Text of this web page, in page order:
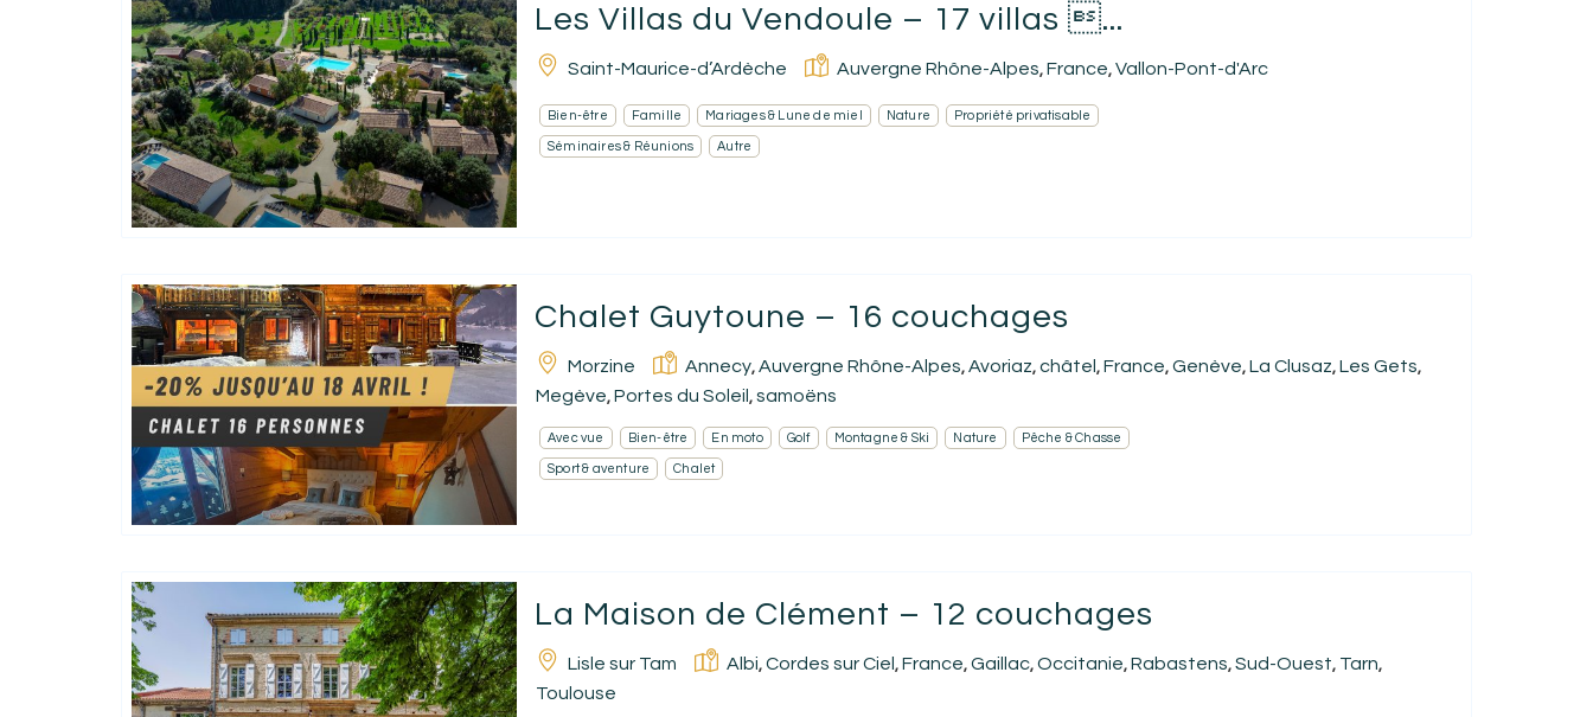
Les Villas du Vendoule – 17 villas ...
Saint-Maurice-d’Ardèche Auvergne Rhône-Alpes, France, Vallon-Pont-d'Arc
Bien-être Famille Mariages & Lune de miel Nature Propriété privatisable
Séminaires & Réunions Autre
Chalet Guytoune – 16 couchages
Morzine Annecy, Auvergne Rhône-Alpes, Avoriaz, châtel , France, Genève, La Clusaz, Les Gets,
Megève, Portes du Soleil , samoëns
Avec vue Bien-être En moto Golf Montagne & Ski Nature Pêche & Chasse
Sport & aventure Chalet
La Maison de Clément – 12 couchages
Lisle sur Tam Albi, Cordes sur Ciel , France, Gaillac, Occitanie, Rabastens, Sud-Ouest, Tarn,
Toulouse